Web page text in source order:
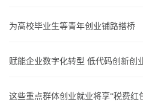
为高校毕业生等青年创业铺路搭桥
赋能企业数字化转型 低代码创新创
这些重点群体创业就业将享“税费红